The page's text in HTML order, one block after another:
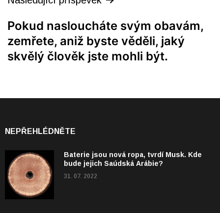
Pokud nasloucháte svým obavám,
zemřete, aniž byste věděli, jaký
skvělý člověk jste mohli být.
NEPŘEHLÉDNĚTE
Baterie jsou nová ropa, tvrdí Musk. Kde
bude jejich Saúdská Arábie?
31. 07. 2022